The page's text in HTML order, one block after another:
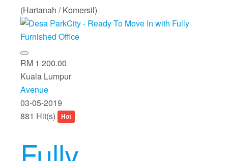
(Hartanah / Komersil)
RM 1 200.00
Kuala Lumpur
Avenue
03-05-2019
881 Hit(s)
Hot